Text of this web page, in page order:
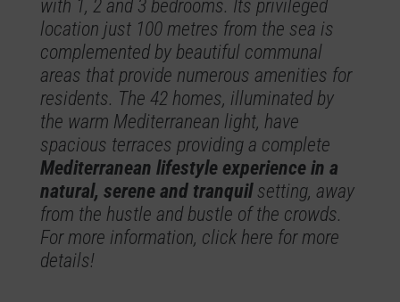
with 1, 2 and 3 bedrooms. Its privileged
location just 100 metres from the sea is
complemented by beautiful communal
areas that provide numerous amenities for
residents. The 42 homes, illuminated by
the warm Mediterranean light, have
spacious terraces providing a complete
Mediterranean lifestyle experience in a
natural, serene and tranquilsetting, away
from the hustle and bustle of the crowds.
For more information, click here for more
details!